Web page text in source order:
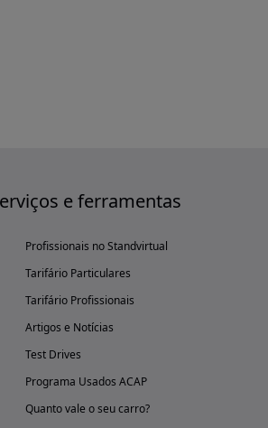
e ferramentas
Profissionais no Standvirtual
Tarifário Particulares
Tarifário Profissionais
Artigos e Notícias
Test Drives
Programa Usados ACAP
Quanto vale o seu carro?